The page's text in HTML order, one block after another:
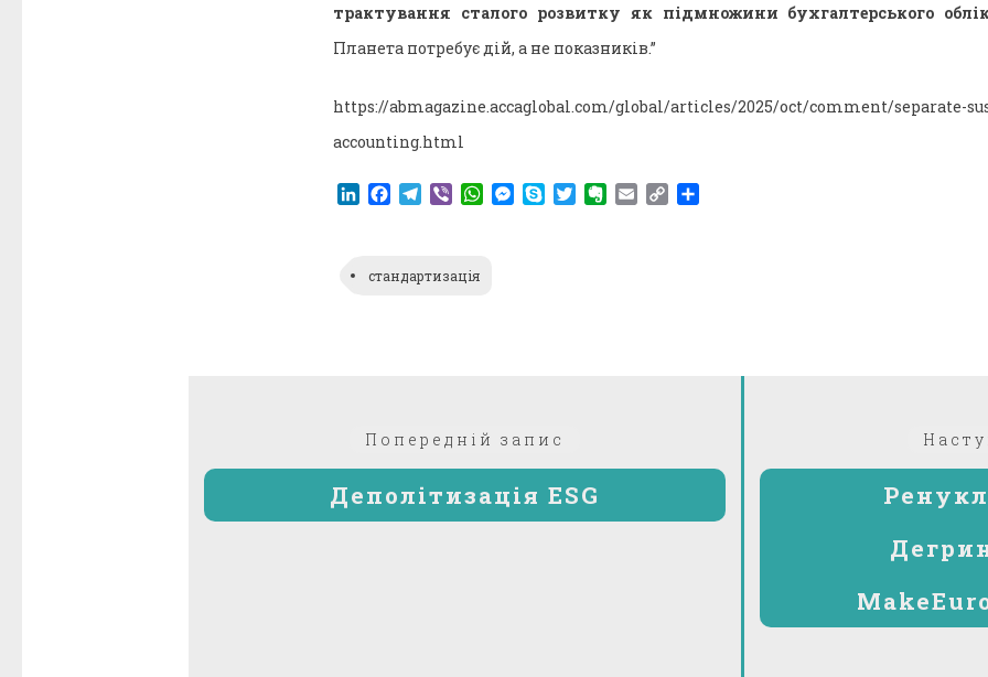
трактування сталого розвитку як підмножини бухгалтерського
Планета потребує дій, а не показників.”
https://abmagazine.accaglobal.com/global/articles/2025/oct/comment/separate-
accounting.html
LinkedIn
Facebook
Telegram
ViberWhatsApp
Messenger
SkypeTwitterEvernote
EmailCopy
стандартизація
Попередній запис
Деполітизація ESG